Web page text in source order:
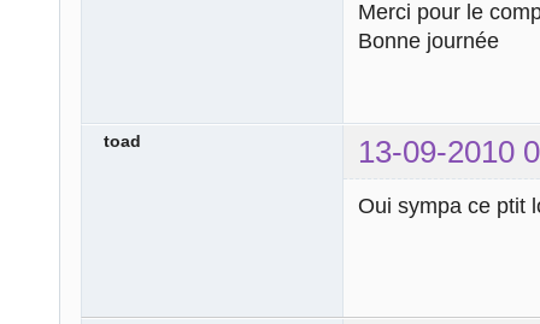
Merci pour le
Bonne journée
toad 13-09-2010
Oui sympa ce ptit